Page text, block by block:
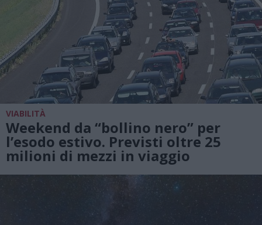
VIABILITÀ
Weekend da “bollino nero” per
l’esodo estivo. Previsti oltre 25
milioni di mezzi in viaggio